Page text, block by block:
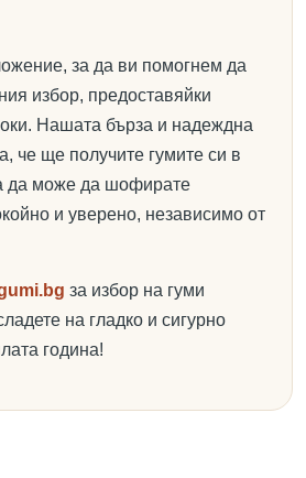
за да ви помогнем да
избор, предоставяйки
Нашата бърза и надеждна
че ще получите гумите си в
да може да шофирате
и уверено, независимо от
за избор на гуми
на гладко и сигурно
година!